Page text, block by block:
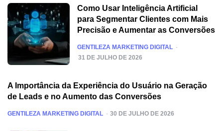
Como Usar Inteligência Artificial
para Segmentar Clientes com Mais
Precisão e Aumentar as Conversões
POSTED
GENTILEZA MARKETING DIGITAL
31 DE JULHO DE 2026
A Importância da Experiência do Usuário na Geração
de Leads e no Aumento das Conversões
POSTED
GENTILEZA MARKETING DIGITAL 30 DE JULHO DE 2026